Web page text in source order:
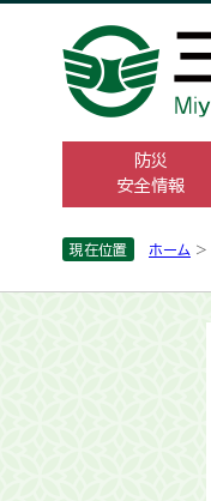
防災
安全情報
現在位置 ホーム >